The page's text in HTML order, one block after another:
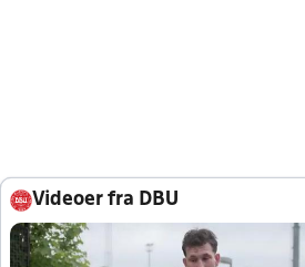
Videoer fra DBU